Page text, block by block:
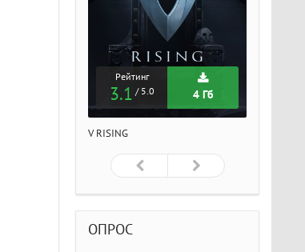
Рейтинг
3.1 / 5.0 4 Гб
V RISING
ОПРОС